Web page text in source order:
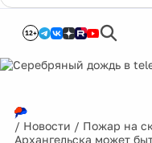
12+
/ Новости / Пожар на
Архангельска может